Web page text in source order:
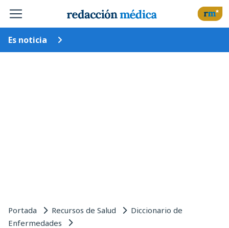
Es noticia
Portada Recursos de Salud Diccionario de
Enfermedades